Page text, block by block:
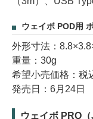
ウェイボ POD用
外形寸法：
重量：30g
希望小売価格：税
発売日：6月24日
ウェイボ PRO